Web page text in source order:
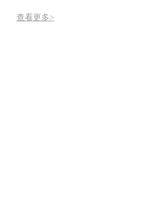
查看更多>